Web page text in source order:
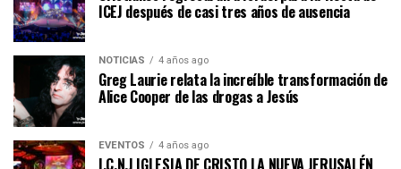
ICEJ después de casi tres años de ausencia
NOTICIAS 4 años ago
Greg Laurie relata la increíble transformación de
Alice Cooper de las drogas a Jesús
EVENTOS 4 años ago
I.C.N.J IGLESIA DE CRISTO LA NUEVA JERUSALÉN